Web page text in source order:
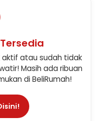
aktif atau sudah tidak
Masih ada ribuan
di BeliRumah!